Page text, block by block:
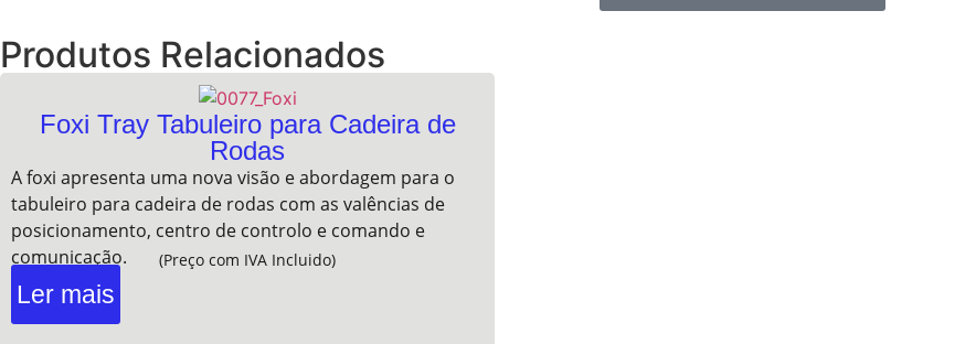
Produtos Relacionados
Foxi Tray Tabuleiro para Cadeira de
Rodas
A foxi apresenta uma nova visão e abordagem para o
tabuleiro para cadeira de rodas com as valências de
posicionamento, centro de controlo e comando e
comunicação.
(Preço com IVA Incluido)
Ler mais